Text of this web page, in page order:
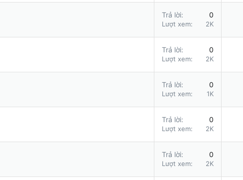
Trả lời 0
Lượt xem 2K
Trả lời 0
Lượt xem 2K
Trả lời 0
Lượt xem 1K
Trả lời 0
Lượt xem 2K
Trả lời 0
Lượt xem 2K